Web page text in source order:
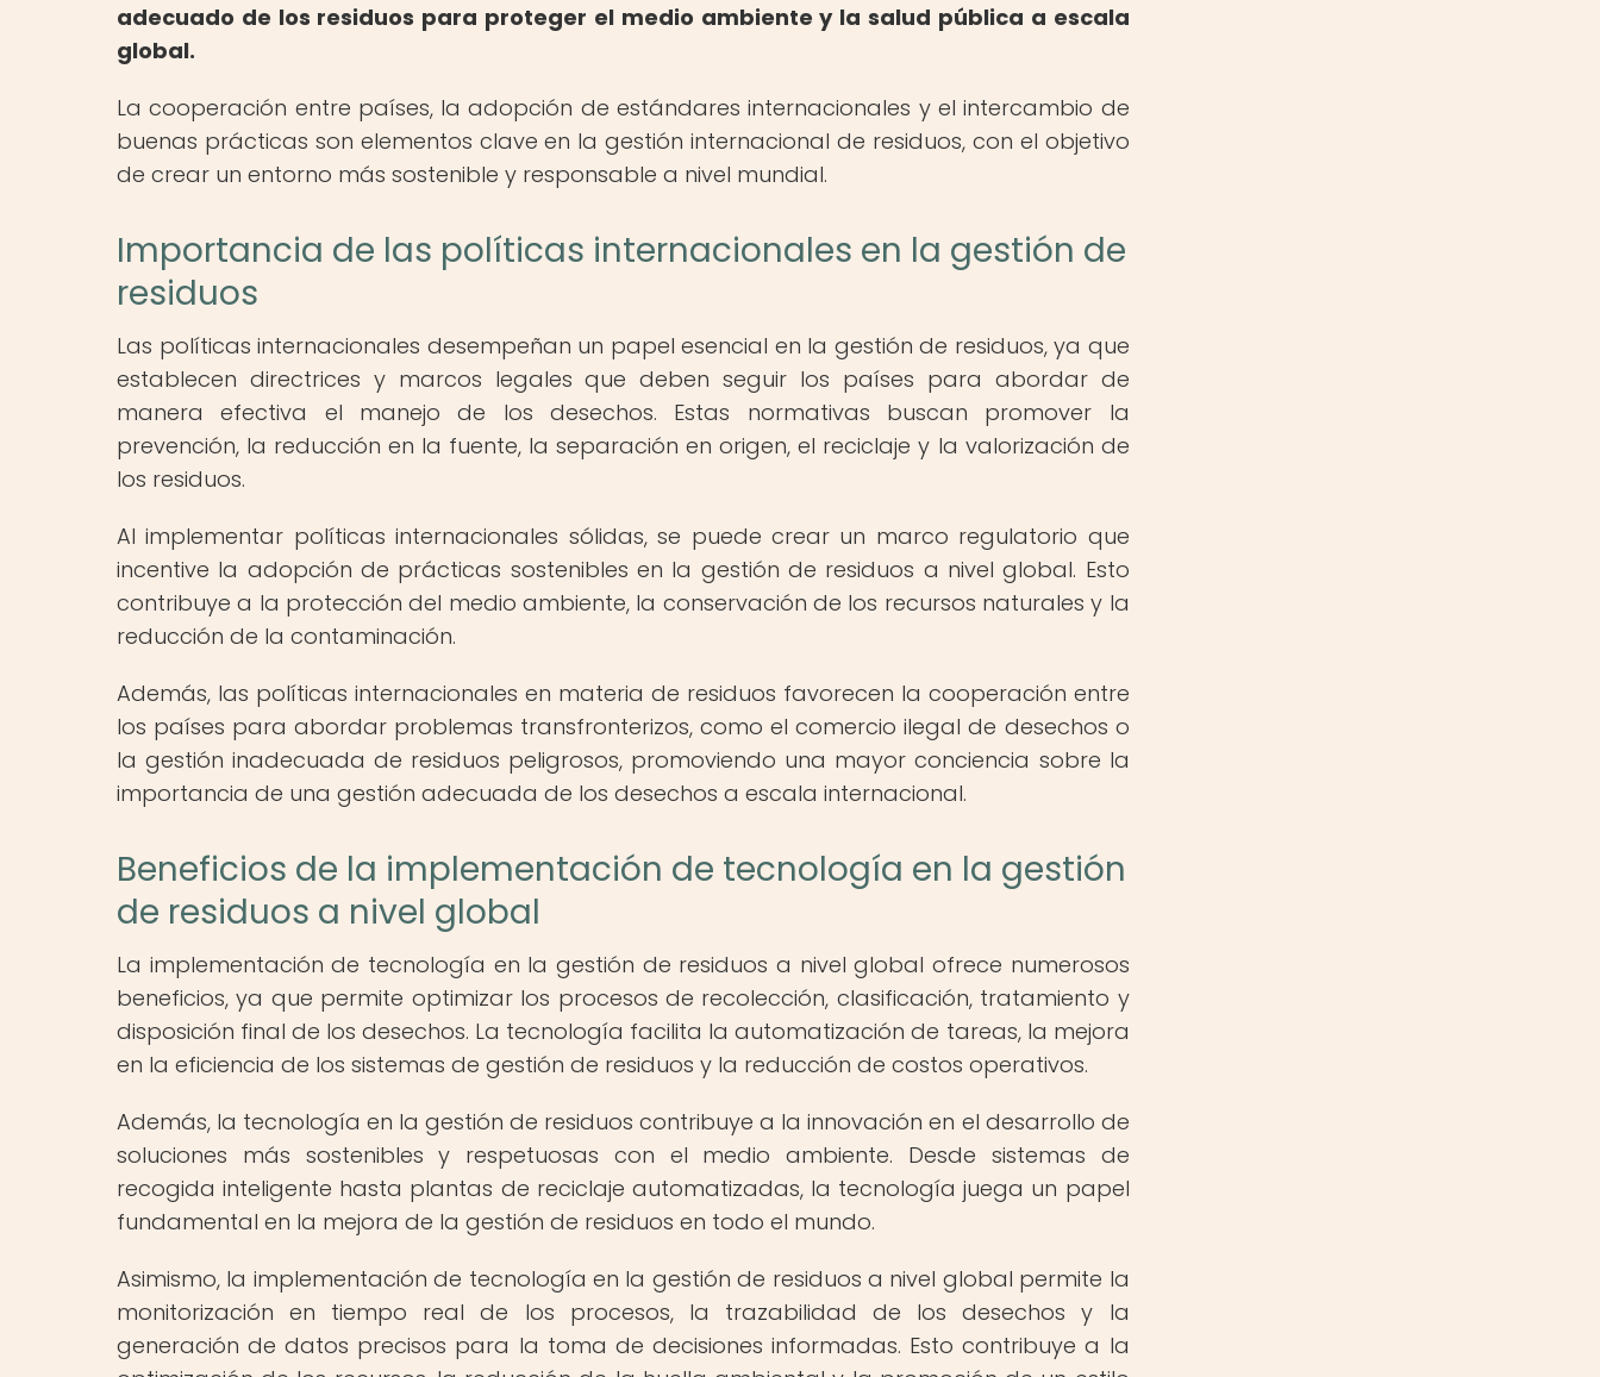
adecuado de los residuos para proteger el medio ambiente y la salud pública a escala
global.
La cooperación entre países, la adopción de estándares internacionales y el intercambio de
buenas prácticas son elementos clave en la gestión internacional de residuos, con el objetivo
de crear un entorno más sostenible y responsable a nivel mundial.
Importancia de las políticas internacionales en la gestión de
residuos
Las políticas internacionales desempeñan un papel esencial en la gestión de residuos, ya que
establecen directrices y marcos legales que deben seguir los países para abordar de
manera efectiva el manejo de los desechos. Estas normativas buscan promover la
prevención, la reducción en la fuente, la separación en origen, el reciclaje y la valorización de
los residuos.
Al implementar políticas internacionales sólidas, se puede crear un marco regulatorio que
incentive la adopción de prácticas sostenibles en la gestión de residuos a nivel global. Esto
contribuye a la protección del medio ambiente, la conservación de los recursos naturales y la
reducción de la contaminación.
Además, las políticas internacionales en materia de residuos favorecen la cooperación entre
los países para abordar problemas transfronterizos, como el comercio ilegal de desechos o
la gestión inadecuada de residuos peligrosos, promoviendo una mayor conciencia sobre la
importancia de una gestión adecuada de los desechos a escala internacional.
Beneficios de la implementación de tecnología en la gestión
de residuos a nivel global
La implementación de tecnología en la gestión de residuos a nivel global ofrece numerosos
beneficios, ya que permite optimizar los procesos de recolección, clasificación, tratamiento y
disposición final de los desechos. La tecnología facilita la automatización de tareas, la mejora
en la eficiencia de los sistemas de gestión de residuos y la reducción de costos operativos.
Además, la tecnología en la gestión de residuos contribuye a la innovación en el desarrollo de
soluciones más sostenibles y respetuosas con el medio ambiente. Desde sistemas de
recogida inteligente hasta plantas de reciclaje automatizadas, la tecnología juega un papel
fundamental en la mejora de la gestión de residuos en todo el mundo.
Asimismo, la implementación de tecnología en la gestión de residuos a nivel global permite la
monitorización en tiempo real de los procesos, la trazabilidad de los desechos y la
generación de datos precisos para la toma de decisiones informadas. Esto contribuye a la